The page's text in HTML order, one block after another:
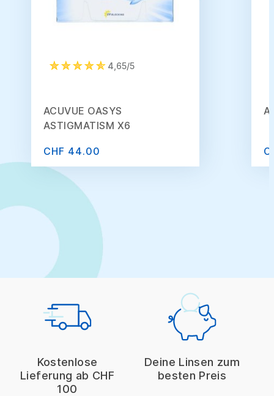
4,65/5
ACUVUE OASYS
ASTIGMATISM X6
CHF 44.00
Kostenlose
Lieferung ab CHF
100
Deine Linsen zum
besten Preis